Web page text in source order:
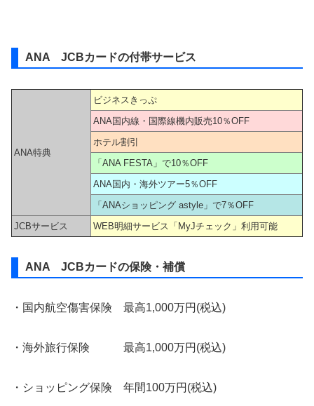
ANA JCBカードの付帯サービス
ANA特典
ビジネスきっぷ
ANA国内線・国際線機内販売10％OFF
ホテル割引
「ANA FESTA」で10％OFF
ANA国内・海外ツアー5％OFF
「ANAショッピング astyle」で7％OFF
JCBサービス
WEB明細サービス「MyJチェック」利用可能
ANA JCBカードの保険・補償
・国内航空傷害保険 最高1,000万円(税込)
・海外旅行保険 最高1,000万円(税込)
・ショッピング保険 年間100万円(税込)